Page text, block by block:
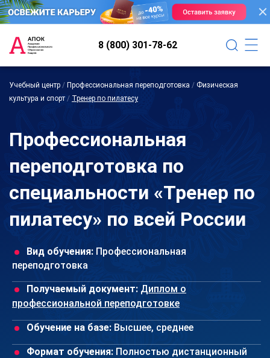
8 (800) 301-78-62
Учебный центр / Профессиональная переподготовка / Физическая
культура и спорт/ Тренер по пилатесу
Профессиональная
переподготовка по
специальности «Тренер по
пилатесу» по всей России
Вид обучения: Профессиональная
переподготовка
Получаемый документ: Диплом о
профессиональной переподготовке
Обучение на базе: Высшее, среднее
Формат обучения: Полностью дистанционный